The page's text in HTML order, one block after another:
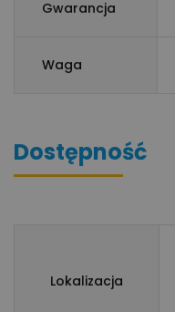
Gwarancja
Waga
Dostępność
Lokalizacja